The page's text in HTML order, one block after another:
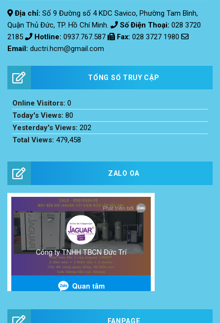
Địa chỉ: Số 9 Đường số 4 KDC Savico, Phường Tam Bình,
Quận Thủ Đức, TP. Hồ Chí Minh.
Số Điện Thoại: 028 3720
2185
Hotline: 0937.767.587 Fax: 028 3727 1980
Email: ductri.hcm@gmail.com
TỔNG SỐ TRUY CẬP
Online Visitors: 0
Today's Views: 80
Yesterday's Views: 202
Total Views: 479,458
ZALO OA
FANPAGE